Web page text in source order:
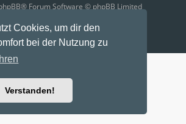
Cookies, um dir den
bei der Nutzung zu
Verstanden!
® Forum Software © phpBB Limited
Ravaio Theme byGramziu